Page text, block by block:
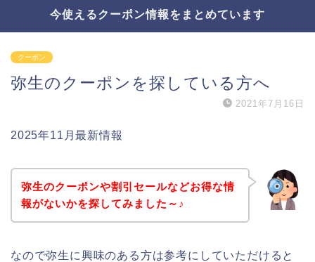
今使えるクーポン情報をまとめています
クーポン
弥生のクーポンを探している方へ
2021年7月16日
2025年11月最新情報
弥生のクーポンや割引セールなどお得な情
報がないかを探してみました～♪
なので弥生に興味のある方は参考にしていただけると